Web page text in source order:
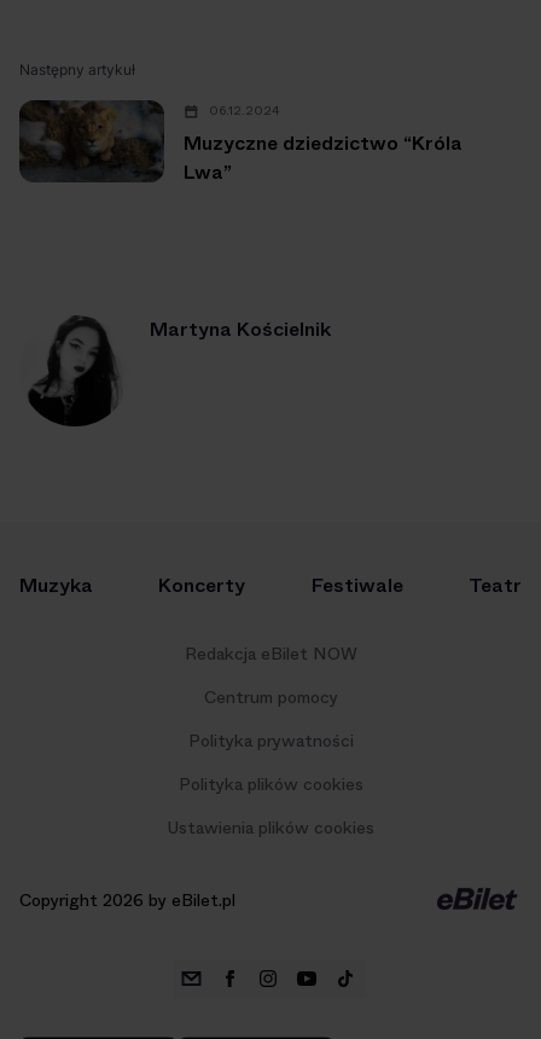
Następny artykuł
06.12.2024
Muzyczne dziedzictwo “Króla
Lwa”
Martyna Kościelnik
Muzyka Koncerty Festiwale Teatr
Redakcja eBilet NOW
Centrum pomocy
Polityka prywatności
Polityka plików cookies
Ustawienia plików cookies
Copyright 2026 by eBilet.pl